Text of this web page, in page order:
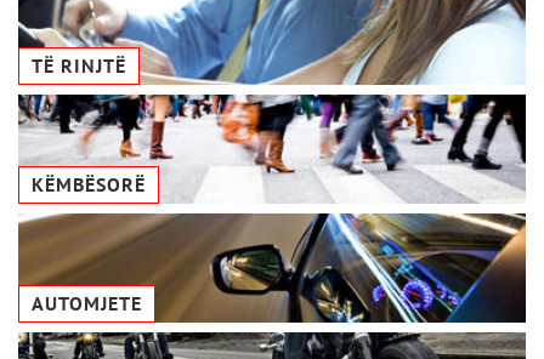
TË RINJTË
KËMBËSORË
AUTOMJETE